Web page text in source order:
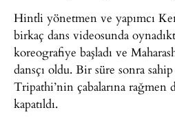
Hintli yönetmen ve yapımcı
birkaç dans videosunda
koreografiye başladı ve
dansçı oldu. Bir süre sonra
Tripathi’nin çabalarına rağmen
kapatıldı.